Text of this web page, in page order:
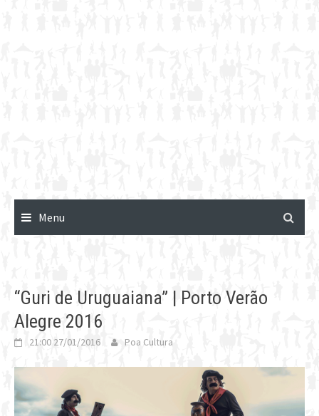
Menu
“Guri de Uruguaiana” | Porto Verão
Alegre 2016
21:00 27/01/2016 Poa Cultura